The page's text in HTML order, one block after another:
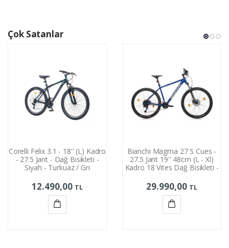
Çok Satanlar
Corelli Felix 3.1 - 18'' (L) Kadro
- 27.5 Jant - Dağ Bisikleti -
Siyah - Turkuaz / Gri
12.490,00 TL
Bianchi Magma 27 S Cues -
27.5 Jant 19'' 48cm (L - Xl)
Kadro 18 Vites Dağ Bisikleti -
Lacivert
29.990,00 TL